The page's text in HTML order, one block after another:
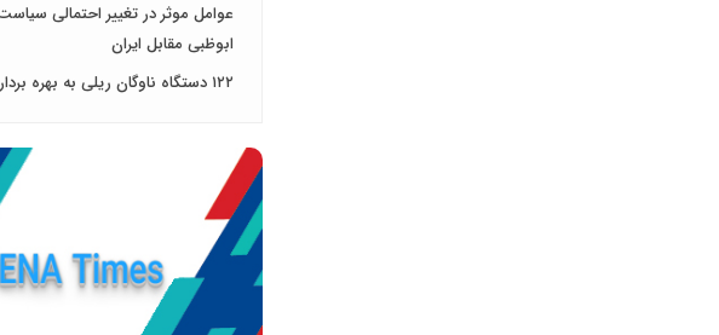
عوامل موثر در تغییر احتمالی
ابوظبی مقابل ایران
۱۲۲ دستگاه ناوگان ریلی به بهره برداری رسید